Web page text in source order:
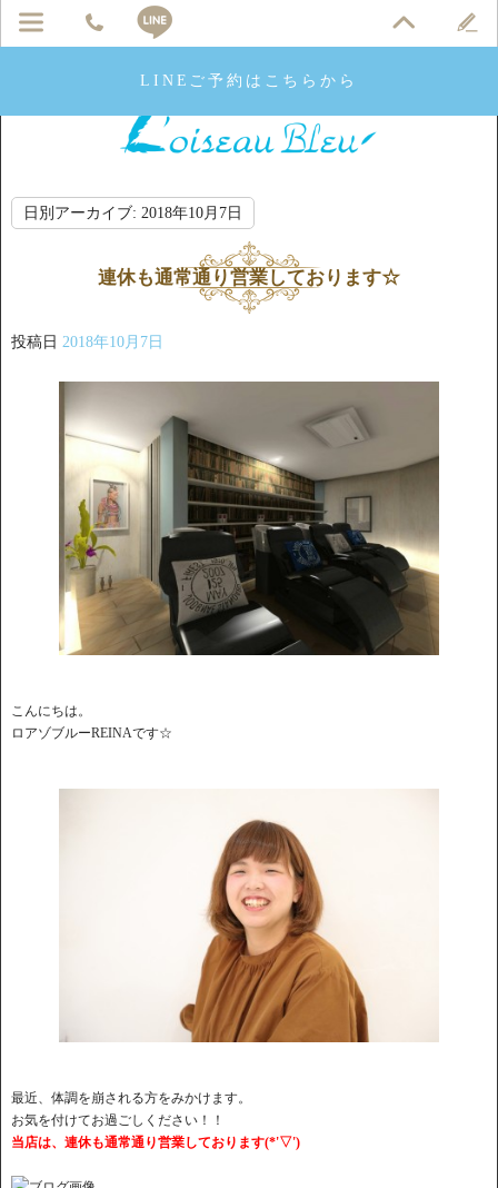
LINEご予約はこちらから
日別アーカイブ: 2018年10月7日
連休も通常通り営業しております☆
投稿日 2018年10月7日
こんにちは。
ロアゾブルーREINAです☆
最近、体調を崩される方をみかけます。
お気を付けてお過ごしください！！
当店は、連休も通常通り営業しております(*'▽')